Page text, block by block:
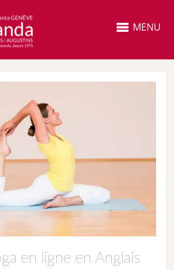
MENU
en ligne en Anglais